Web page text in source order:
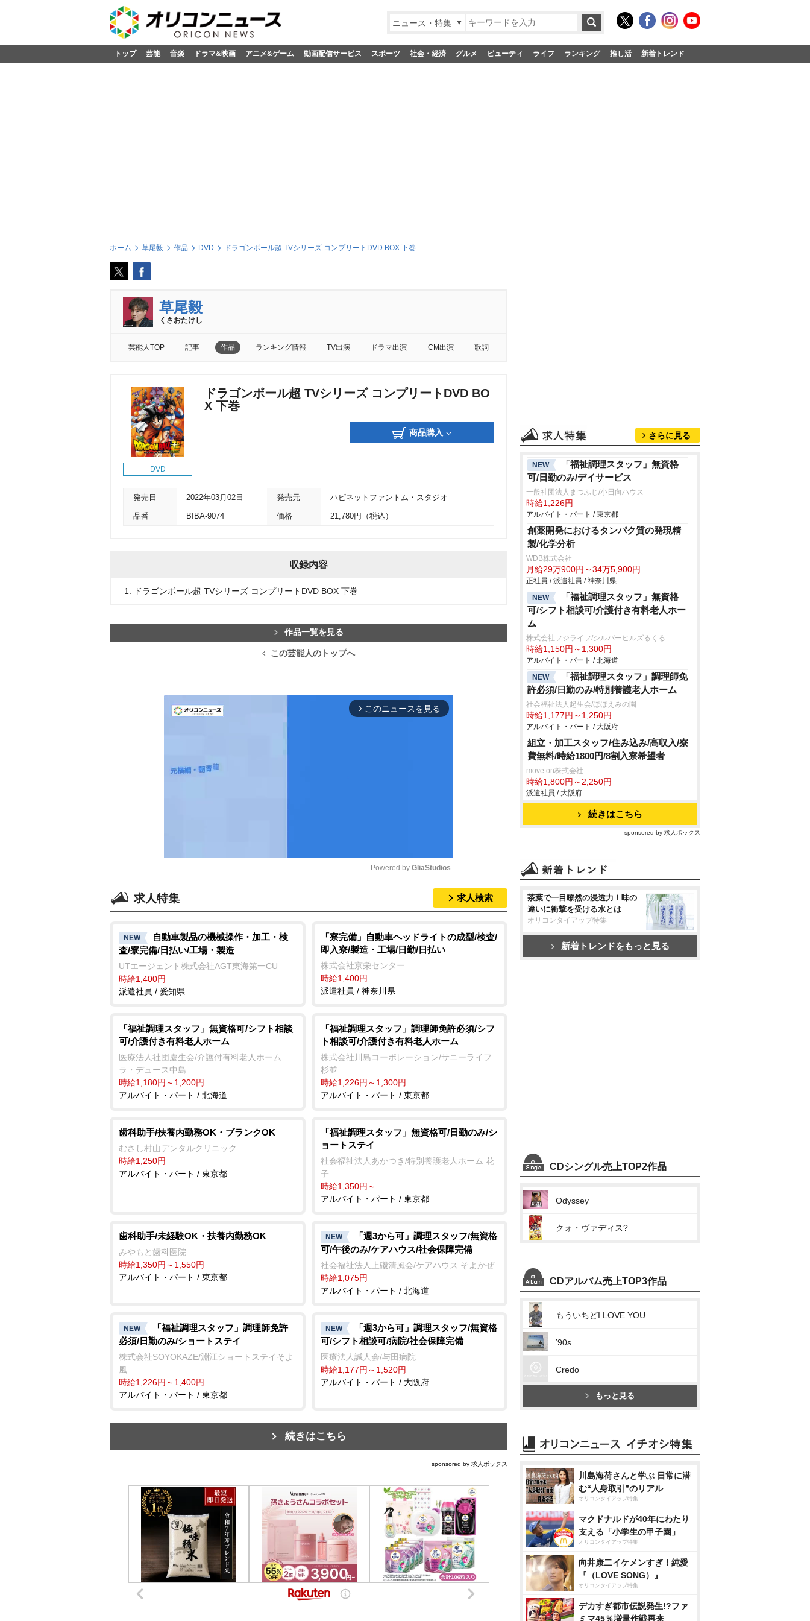
ニュース・特集
トップ 芸能 音楽 ドラマ&映画 アニメ&ゲーム 動画配信サービス スポーツ 社会・経済 グルメ ビューティ ライフ ランキング 推し活 新着トレンド
ホーム 草尾毅 作品 DVD ドラゴンボール超 TVシリーズ コンプリートDVD BOX 下巻
草尾毅
くさおたけし
芸能人TOP 記事 作品 ランキング情報 TV出演 ドラマ出演 CM出演 歌詞
DVD
ドラゴンボール超 TVシリーズ コンプリートDVD BO
X 下巻
商品購入
発売日 2022年03月02日 発売元 ハピネットファントム・スタジオ
品番 BIBA-9074 価格 21,780円（税込）
収録内容
1. ドラゴンボール超 TVシリーズ コンプリートDVD BOX 下巻
作品一覧を見る
この芸能人のトップへ
arrow_forward_ios このニュースを見る
t
e
Powered by GliaStudios
求人特集 求人検索
NEW
自動車製品の機械操作・加工・検
査/寮完備/日払い/工場・製造
UTエージェント株式会社AGT東海第一CU
時給1,400円
派遣社員 / 愛知県
「寮完備」自動車ヘッドライトの成型/検査/
即入寮/製造・工場/日勤/日払い
株式会社京栄センター
時給1,400円
派遣社員 / 神奈川県
「福祉調理スタッフ」無資格可/シフト相談
可/介護付き有料老人ホーム
医療法人社団慶生会/介護付有料老人ホーム
ラ・デュース中島
時給1,180円～1,200円
アルバイト・パート / 北海道
「福祉調理スタッフ」調理師免許必須/シフ
ト相談可/介護付き有料老人ホーム
株式会社川島コーポレーション/サニーライフ
杉並
時給1,226円～1,300円
アルバイト・パート / 東京都
歯科助手/扶養内勤務OK・ブランクOK
むさし村山デンタルクリニック
時給1,250円
アルバイト・パート / 東京都
「福祉調理スタッフ」無資格可/日勤のみ/シ
ョートステイ
社会福祉法人あかつき/特別養護老人ホーム 花
子
時給1,350円～
アルバイト・パート / 東京都
歯科助手/未経験OK・扶養内勤務OK
みやもと歯科医院
時給1,350円～1,550円
アルバイト・パート / 東京都
NEW
「週3から可」調理スタッフ/無資格
可/午後のみ/ケアハウス/社会保障完備
社会福祉法人上磯清風会/ケアハウス そよかぜ
時給1,075円
アルバイト・パート / 北海道
NEW
「福祉調理スタッフ」調理師免許
必須/日勤のみ/ショートステイ
株式会社SOYOKAZE/淵江ショートステイそよ
風
時給1,226円～1,400円
アルバイト・パート / 東京都
NEW
「週3から可」調理スタッフ/無資格
可/シフト相談可/病院/社会保障完備
医療法人誠人会/与田病院
時給1,177円～1,520円
アルバイト・パート / 大阪府
続きはこちら
sponsored by 求人ボックス
さらに見る
NEW
「福祉調理スタッフ」無資格
可/日勤のみ/デイサービス
一般社団法人まつふじ/小日向ハウス
時給1,226円
アルバイト・パート / 東京都
創薬開発におけるタンパク質の発現精
製/化学分析
WDB株式会社
月給29万900円～34万5,900円
正社員 / 派遣社員 / 神奈川県
NEW
「福祉調理スタッフ」無資格
可/シフト相談可/介護付き有料老人ホー
ム
株式会社フジライフ/シルバーヒルズるくる
時給1,150円～1,300円
アルバイト・パート / 北海道
NEW
「福祉調理スタッフ」調理師免
許必須/日勤のみ/特別養護老人ホーム
社会福祉法人起生会/ほほえみの園
時給1,177円～1,250円
アルバイト・パート / 大阪府
組立・加工スタッフ/住み込み/高収入/寮
費無料/時給1800円/8割入寮希望者
move on株式会社
時給1,800円～2,250円
派遣社員 / 大阪府
続きはこちら
sponsored by 求人ボックス
茶葉で一目瞭然の浸透力！味の
違いに衝撃を受ける水とは
オリコンタイアップ特集
新着トレンドをもっと見る
CDシングル売上TOP2作品
Odyssey
クォ・ヴァディス?
CDアルバム売上TOP3作品
もういちどI LOVE YOU
’90s
Credo
もっと見る
川島海荷さんと学ぶ 日常に潜
む“人身取引”のリアル
オリコンタイアップ特集
マクドナルドが40年にわたり
支える「小学生の甲子園」
オリコンタイアップ特集
向井康二イケメンすぎ！純愛
『（LOVE SONG）』
オリコンタイアップ特集
デカすぎ都市伝説発生!?ファ
ミマ45％増量作戦再来